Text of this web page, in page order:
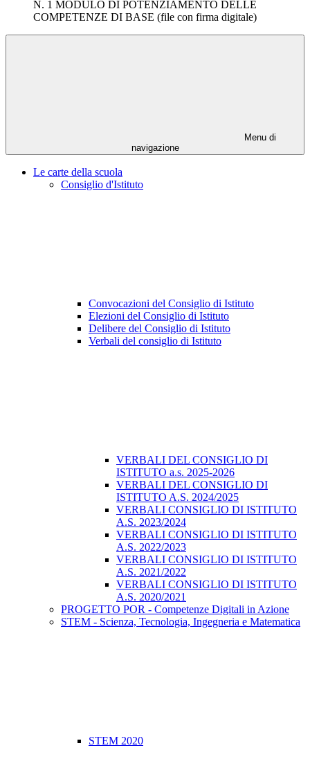
N. 1 MODULO DI POTENZIAMENTO DELLE
COMPETENZE DI BASE (file con firma digitale)
Menu di
navigazione
Le carte della scuola
Consiglio d'Istituto
Convocazioni del Consiglio di Istituto
Elezioni del Consiglio di Istituto
Delibere del Consiglio di Istituto
Verbali del consiglio di Istituto
VERBALI DEL CONSIGLIO DI
ISTITUTO a.s. 2025-2026
VERBALI DEL CONSIGLIO DI
ISTITUTO A.S. 2024/2025
VERBALI CONSIGLIO DI ISTITUTO
A.S. 2023/2024
VERBALI CONSIGLIO DI ISTITUTO
A.S. 2022/2023
VERBALI CONSIGLIO DI ISTITUTO
A.S. 2021/2022
VERBALI CONSIGLIO DI ISTITUTO
A.S. 2020/2021
PROGETTO POR - Competenze Digitali in Azione
STEM - Scienza, Tecnologia, Ingegneria e Matematica
STEM 2020